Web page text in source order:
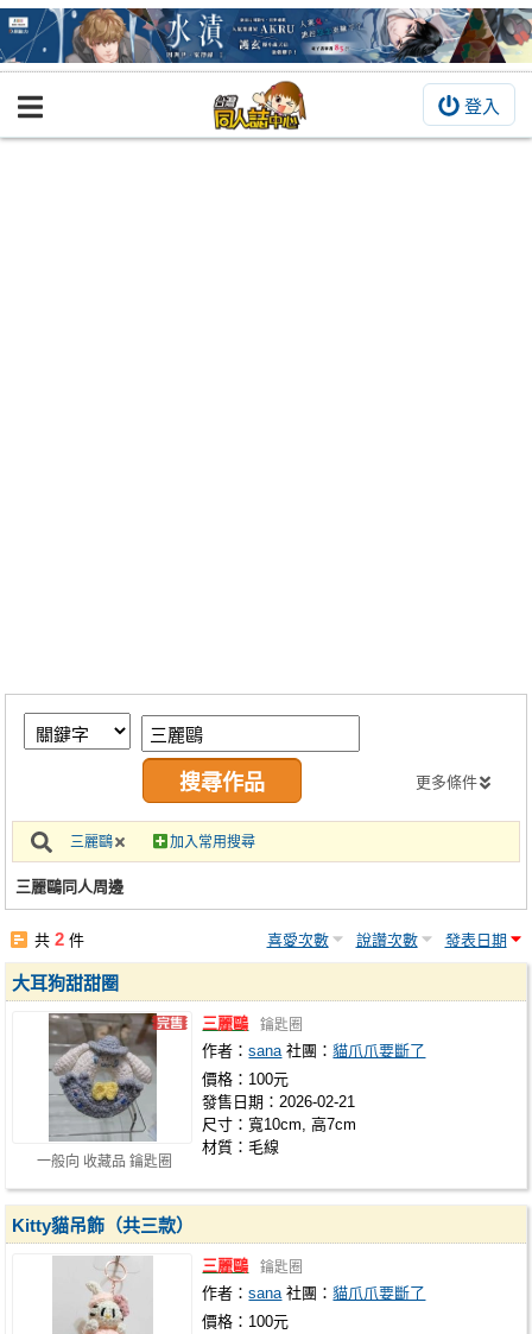
登入
BOOKY書集倉庫
繪圖藝廊
交流中心
攤位轉讓區
會員功能選單
註冊會員
更多條件
三麗鷗 加入常用搜尋
三麗鷗同人周邊
共2 件 喜愛次數 說讚次數 發表日期
一般向 收藏品 鑰匙圈
大耳狗甜甜圈
三麗鷗 鑰匙圈
作者：sana 社團：貓爪爪要斷了
價格：100元
發售日期：2026-02-21
尺寸：寬10cm, 高7cm
材質：毛線
Kitty貓吊飾（共三款）
三麗鷗 鑰匙圈
作者：sana 社團：貓爪爪要斷了
價格：100元